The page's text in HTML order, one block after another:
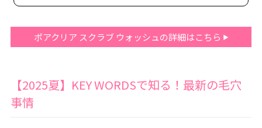
ポアクリア スクラブ ウォッシュの詳細はこちら
【2025夏】KEY WORDSで知る！最新の毛穴
事情